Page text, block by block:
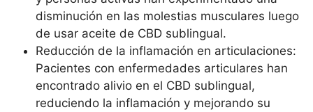
disminución en las molestias musculares luego
de usar aceite de CBD sublingual.
Reducción de la inflamación en articulaciones:
Pacientes con enfermedades articulares han
encontrado alivio en el CBD sublingual,
reduciendo la inflamación y mejorando su